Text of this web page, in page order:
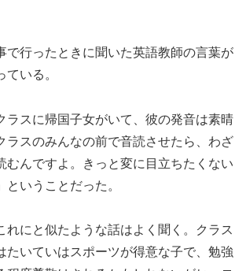
で行ったときに聞いた英語教師の言葉が
ている。
ラスに帰国子女がいて、彼の発音は素晴
ラスのみんなの前で音読させたら、わざ
むんですよ。きっと変に目立ちたくない
いうことだった。
れにと似たような話はよく聞く。クラス
たいていはスポーツが得意な子で、勉強